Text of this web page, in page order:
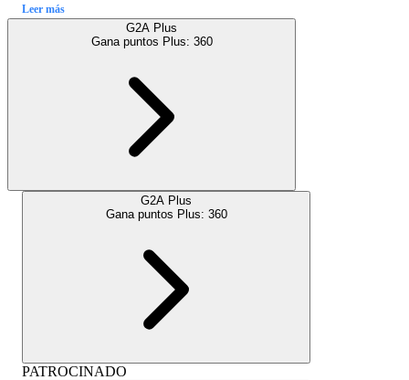
Leer más
G2A Plus
Gana puntos Plus: 360
G2A Plus
Gana puntos Plus: 360
PATROCINADO